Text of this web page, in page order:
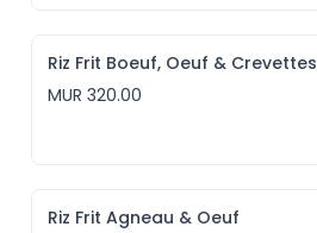
Riz Frit Boeuf, Oeuf & Crevettes
MUR 320.00
Riz Frit Agneau & Oeuf